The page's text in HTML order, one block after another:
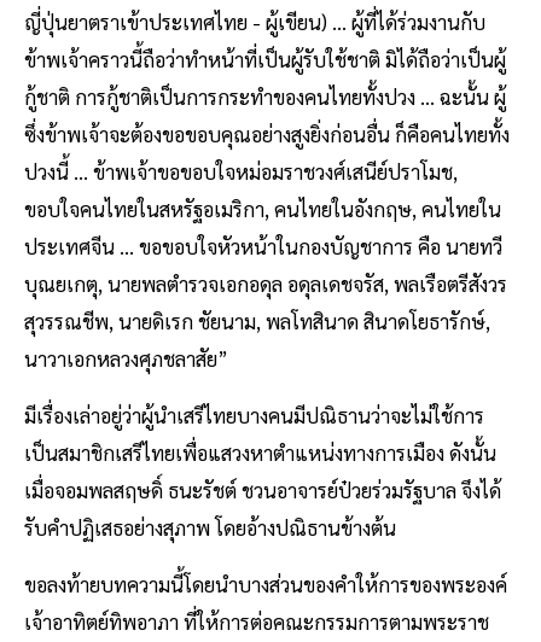
ญี่ปุ่นยาตราเข้าประเทศไทย - ผู้เขียน) ... ผู้ที่ได้ร่วมงานกับ
ข้าพเจ้าคราวนี้ถือว่าทำหน้าที่เป็นผู้รับใช้ชาติ มิได้ถือว่าเป็นผู้
กู้ชาติ การกู้ชาติเป็นการกระทำของคนไทยทั้งปวง ... ฉะนั้น ผู้
ซึ่งข้าพเจ้าจะต้องขอขอบคุณอย่างสูงยิ่งก่อนอื่น ก็คือคนไทยทั้ง
ปวงนี้ ... ข้าพเจ้าขอขอบใจหม่อมราชวงศ์เสนีย์ปราโมช,
ขอบใจคนไทยในสหรัฐอเมริกา, คนไทยในอังกฤษ, คนไทยใน
ประเทศจีน ... ขอขอบใจหัวหน้าในกองบัญชาการ คือ นายทวี
บุณยเกตุ, นายพลตำรวจเอกอดุล อดุลเดชจรัส, พลเรือตรีสังวร
สุวรรณชีพ, นายดิเรก ชัยนาม, พลโทสินาด สินาดโยธารักษ์,
นาวาเอกหลวงศุภชลาสัย”
มีเรื่องเล่าอยู่ว่าผู้นำเสรีไทยบางคนมีปณิธานว่าจะไม่ใช้การ
เป็นสมาชิกเสรีไทยเพื่อแสวงหาตำแหน่งทางการเมือง ดังนั้น
เมื่อจอมพลสฤษดิ์ ธนะรัชต์ ชวนอาจารย์ป๋วยร่วมรัฐบาล จึงได้
รับคำปฏิเสธอย่างสุภาพ โดยอ้างปณิธานข้างต้น
ขอลงท้ายบทความนี้โดยนำบางส่วนของคำให้การของพระองค์
เจ้าอาทิตย์ทิพอาภา ที่ให้การต่อคณะกรรมการตามพระราช